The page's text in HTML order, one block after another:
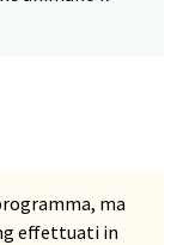
ma
effettuati in